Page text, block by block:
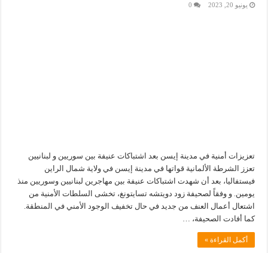
يونيو 20, 2023 0
تعزيزات أمنية في مدينة إيسن بعد اشتباكات عنيفة بين سوريين و لبنانيين
تعزز الشرطة الألمانية قواتها في مدينة إيسن في ولاية شمال الراين
فيستفاليا، بعد أن شهدت اشتباكات عنيفة بين مهاجرين لبنانيين وسوريين منذ
يومين. و وفقاً لصحيفة زود دويتشه تسايتونغ، تخشى السلطات الأمنية من
اشتعال أعمال العنف من جديد في حال تخفيف الوجود الأمني في المنطقة.
كما أفادت الصحيفة، …
أكمل القراءة »